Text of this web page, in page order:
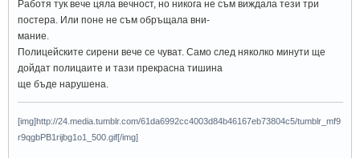
Работя тук вече цяла вечност, но никога не съм виждала тези три
постера. Или поне не съм обръщала вни-
мание.
Полицейските сирени вече се чуват. Само след няколко минути ще
дойдат полицаите и тази прекрасна тишина
ще бъде нарушена.
[img]http://24.media.tumblr.com/61da6992cc4003d84b46167eb73804c5/tumblr_mf9
r9qgbPB1rijbg1o1_500.gif[/img]